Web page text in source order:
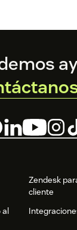
Zendesk
cliente
al